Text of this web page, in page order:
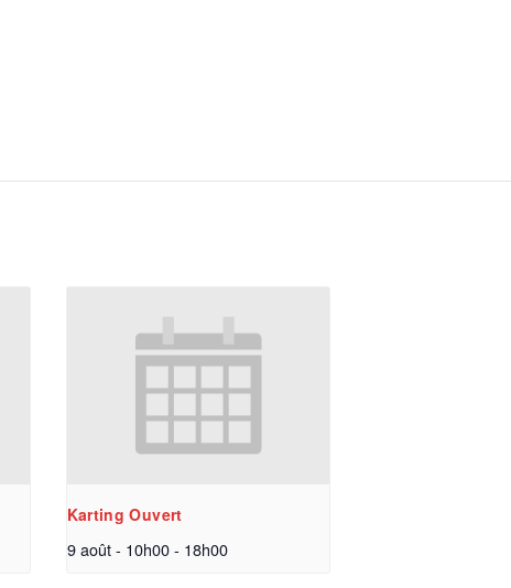
Karting Ouvert
9 août - 10h00 - 18h00